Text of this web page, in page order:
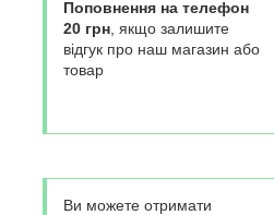
Поповнення на телефон
20 грн, якщо залишите
відгук про наш магазин або
товар
Ви можете отримати